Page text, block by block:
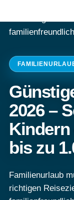
2026 –
bis zu
Familienurlaub
richtigen